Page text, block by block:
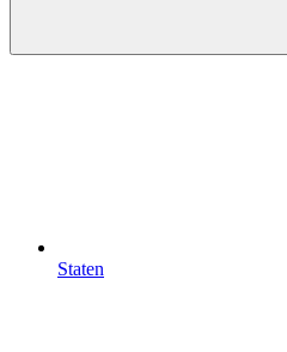
Staten